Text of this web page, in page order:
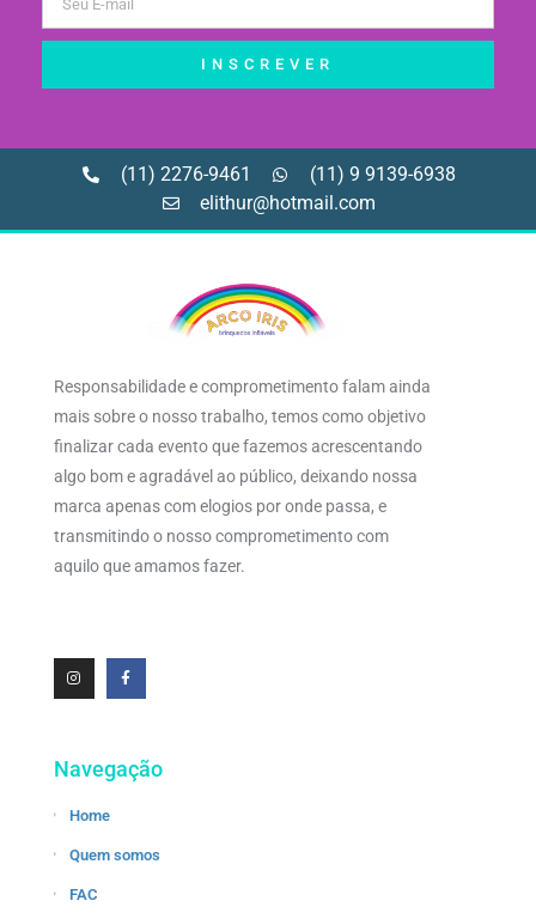
INSCREVER
(11) 2276-9461
(11) 9 9139-6938
elithur@hotmail.com
Responsabilidade e comprometimento falam ainda
mais sobre o nosso trabalho, temos como objetivo
finalizar cada evento que fazemos acrescentando
algo bom e agradável ao público, deixando nossa
marca apenas com elogios por onde passa, e
transmitindo o nosso comprometimento com
aquilo que amamos fazer.
Navegação
Home
Quem somos
FAC